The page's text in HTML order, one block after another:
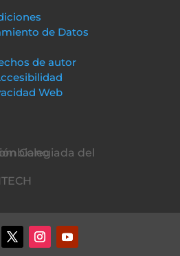
de Datos
de autor
Web